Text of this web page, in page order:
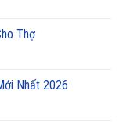
Thợ
Nhất 2026